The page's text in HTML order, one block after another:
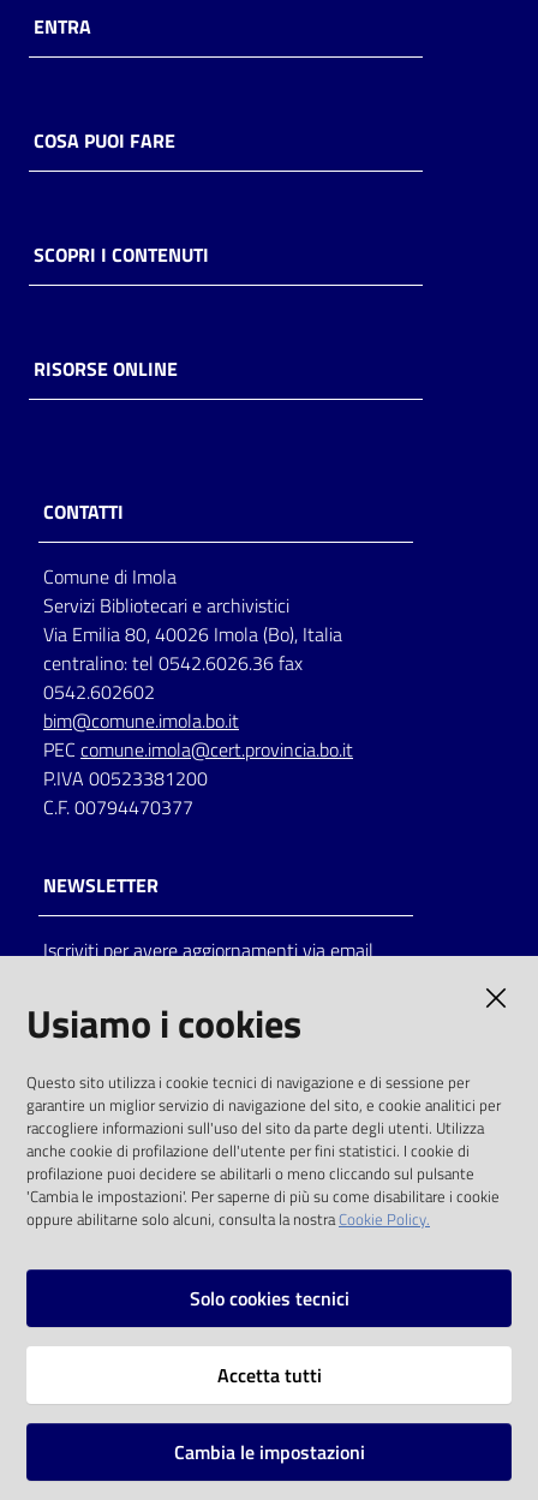
Eventi
Avvisi
ENTRA
COSA PUOI FARE
SCOPRI I CONTENUTI
RISORSE ONLINE
CONTATTI
Comune di Imola
Servizi Bibliotecari e archivistici
Via Emilia 80, 40026 Imola (Bo), Italia
centralino: tel 0542.6026.36 fax
0542.602602
bim@comune.imola.bo.it
PEC comune.imola@cert.provincia.bo.it
P.IVA 00523381200
C.F. 00794470377
NEWSLETTER
Iscriviti per avere aggiornamenti via email
solo alle condizioni previste dalla direttiva
comunitaria 2003/98/CE e dal d.lgs. 36/2006
SOCIAL
Instagram
Vai alla pagina
Mappa del sito
Usiamo i cookies
Questo sito utilizza i cookie tecnici di navigazione e di sessione per
garantire un miglior servizio di navigazione del sito, e cookie analitici per
raccogliere informazioni sull'uso del sito da parte degli utenti. Utilizza
anche cookie di profilazione dell'utente per fini statistici. I cookie di
profilazione puoi decidere se abilitarli o meno cliccando sul pulsante
'Cambia le impostazioni'. Per saperne di più su come disabilitare i cookie
oppure abilitarne solo alcuni, consulta la nostraCookie Policy.
Solo cookies tecnici
Accetta tutti
Cambia le impostazioni